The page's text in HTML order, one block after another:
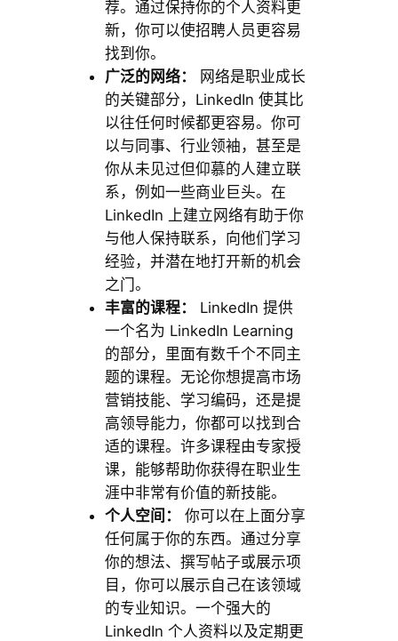
荐。通过保持你的个人资料更
新，你可以使招聘人员更容易
找到你。
广泛的网络：
网络是职业成长
的关键部分，LinkedIn 使其比
以往任何时候都更容易。你可
以与同事、行业领袖，甚至是
你从未见过但仰慕的人建立联
系，例如一些商业巨头。在
LinkedIn 上建立网络有助于你
与他人保持联系，向他们学习
经验，并潜在地打开新的机会
之门。
丰富的课程：
LinkedIn 提供
一个名为 LinkedIn Learning
的部分，里面有数千个不同主
题的课程。无论你想提高市场
营销技能、学习编码，还是提
高领导能力，你都可以找到合
适的课程。许多课程由专家授
课，能够帮助你获得在职业生
涯中非常有价值的新技能。
个人空间：
你可以在上面分享
任何属于你的东西。通过分享
你的想法、撰写帖子或展示项
目，你可以展示自己在该领域
的专业知识。一个强大的
LinkedIn 个人资料以及定期更